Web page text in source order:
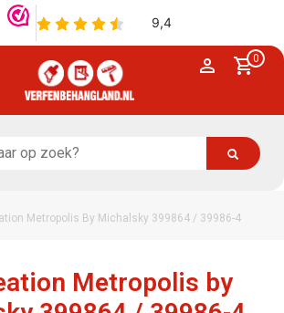
0
Metropolis By Michalsky 399864 / 39986-4
Metropolis by